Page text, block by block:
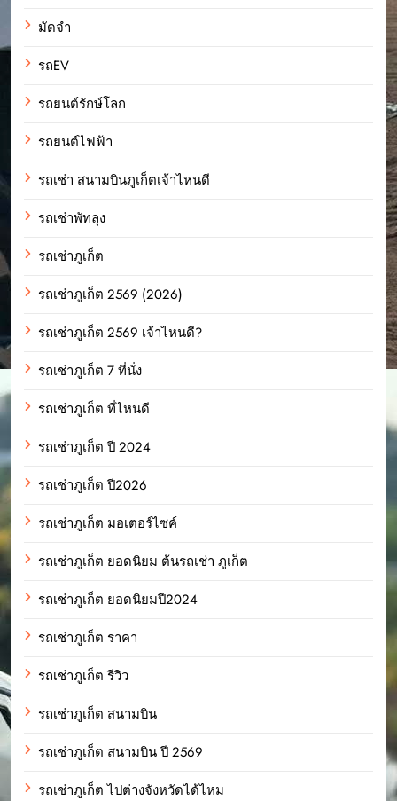
มัดจำ
รถEV
รถยนต์รักษ์โลก
รถยนต์ไฟฟ้า
รถเช่า สนามบินภูเก็ตเจ้าไหนดี
รถเช่าพัทลุง
รถเช่าภูเก็ต
รถเช่าภูเก็ต 2569 (2026)
รถเช่าภูเก็ต 2569 เจ้าไหนดี?
รถเช่าภูเก็ต 7 ที่นั่ง
รถเช่าภูเก็ต ที่ไหนดี
รถเช่าภูเก็ต ปี 2024
รถเช่าภูเก็ต ปี2026
รถเช่าภูเก็ต มอเตอร์ไซค์
รถเช่าภูเก็ต ยอดนิยม ต้นรถเช่า ภูเก็ต
รถเช่าภูเก็ต ยอดนิยมปี2024
รถเช่าภูเก็ต ราคา
รถเช่าภูเก็ต รีวิว
รถเช่าภูเก็ต สนามบิน
รถเช่าภูเก็ต สนามบิน ปี 2569
รถเช่าภูเก็ต ไปต่างจังหวัดได้ไหม